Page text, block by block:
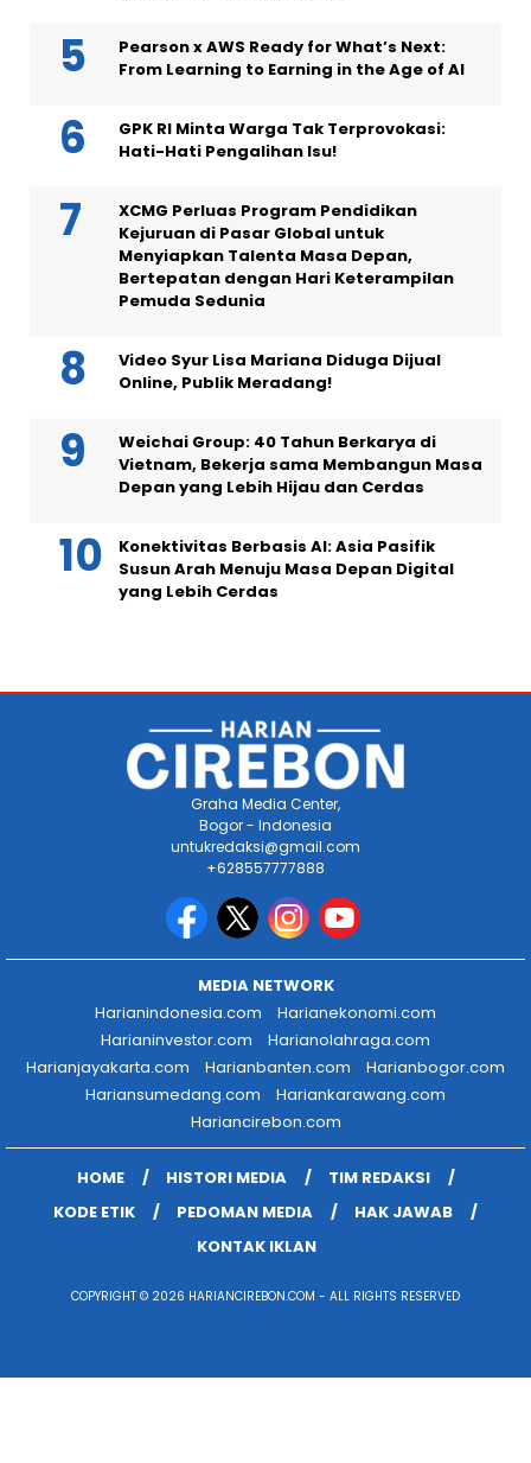
Pearson x AWS Ready for What’s Next:
From Learning to Earning in the Age of AI
GPK RI Minta Warga Tak Terprovokasi:
Hati-Hati Pengalihan Isu!
XCMG Perluas Program Pendidikan
Kejuruan di Pasar Global untuk
Menyiapkan Talenta Masa Depan,
Bertepatan dengan Hari Keterampilan
Pemuda Sedunia
Video Syur Lisa Mariana Diduga Dijual
Online, Publik Meradang!
Weichai Group: 40 Tahun Berkarya di
Vietnam, Bekerja sama Membangun Masa
Depan yang Lebih Hijau dan Cerdas
Konektivitas Berbasis AI: Asia Pasifik
Susun Arah Menuju Masa Depan Digital
yang Lebih Cerdas
Graha Media Center,
Bogor - Indonesia
untukredaksi@gmail.com
+628557777888
MEDIA NETWORK
Harianindonesia.com
Harianekonomi.com
Harianinvestor.com
Harianolahraga.com
Harianjayakarta.com
Harianbanten.com
Harianbogor.com
Hariansumedang.com
Hariankarawang.com
Hariancirebon.com
HOME HISTORI MEDIA
TIM REDAKSI
KODE ETIK
PEDOMAN MEDIA
HAK JAWAB
KONTAK IKLAN
COPYRIGHT © 2026 HARIANCIREBON.COM - ALL RIGHTS RESERVED